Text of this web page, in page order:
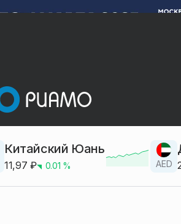
Китайский Юань
11,97 ₽ 0.01 % AED